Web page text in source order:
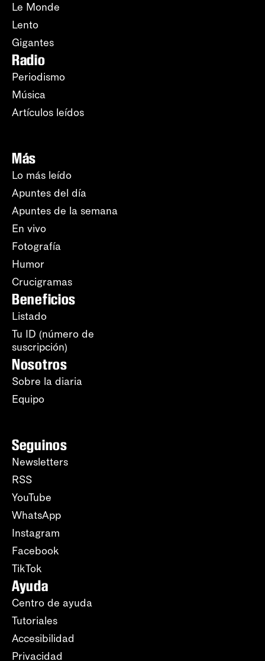
Le Monde
Lento
Gigantes
Radio
Periodismo
Música
Artículos leídos
Más
Lo más leído
Apuntes del día
Apuntes de la semana
En vivo
Fotografía
Humor
Crucigramas
Beneficios
Listado
Tu ID (número de
suscripción)
Nosotros
Sobre la diaria
Equipo
Seguinos
Newsletters
RSS
YouTube
WhatsApp
Instagram
Facebook
TikTok
Ayuda
Centro de ayuda
Tutoriales
Accesibilidad
Privacidad